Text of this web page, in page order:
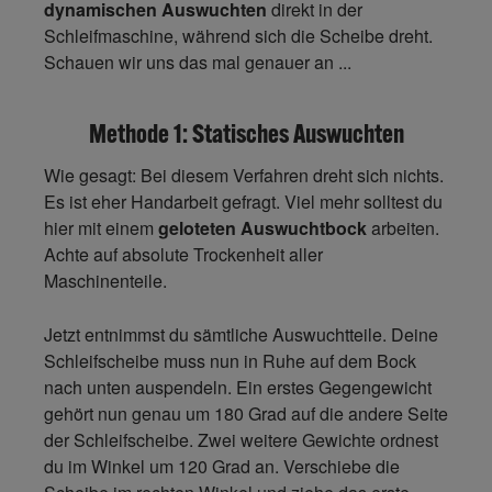
dynamischen Auswuchten direkt in der
Schleifmaschine, während sich die Scheibe dreht.
Schauen wir uns das mal genauer an ...
Methode 1: Statisches Auswuchten
Wie gesagt: Bei diesem Verfahren dreht sich nichts.
Es ist eher Handarbeit gefragt. Viel mehr solltest du
hier mit einem geloteten Auswuchtbockarbeiten.
Achte auf absolute Trockenheit aller
Maschinenteile.
Jetzt entnimmst du sämtliche Auswuchtteile. Deine
Schleifscheibe muss nun in Ruhe auf dem Bock
nach unten auspendeln. Ein erstes Gegengewicht
gehört nun genau um 180 Grad auf die andere Seite
der Schleifscheibe. Zwei weitere Gewichte ordnest
du im Winkel um 120 Grad an. Verschiebe die